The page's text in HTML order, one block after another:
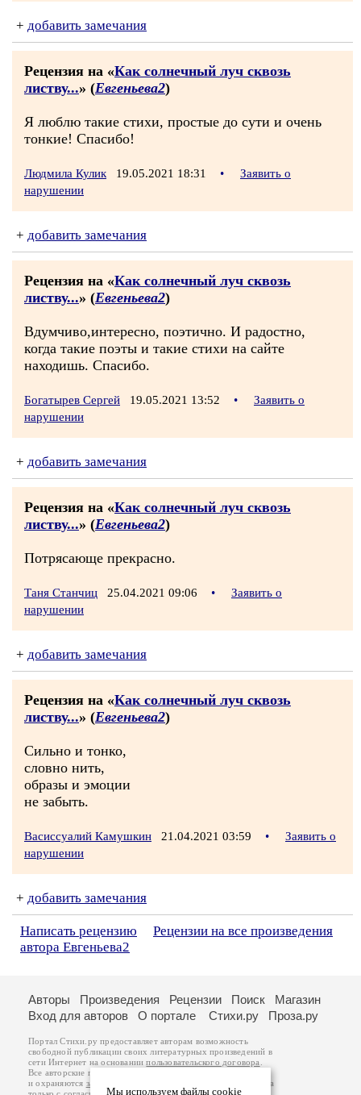
+ добавить замечания
Рецензия на «Как солнечный луч сквозь
листву...» (Евгеньева2)
Я люблю такие стихи, простые до сути и очень
тонкие! Спасибо!
Людмила Кулик 19.05.2021 18:31 •
Заявить о
нарушении
+ добавить замечания
Рецензия на «Как солнечный луч сквозь
листву...» (Евгеньева2)
Вдумчиво,интересно, поэтично. И радостно,
когда такие поэты и такие стихи на сайте
находишь. Спасибо.
Богатырев Сергей 19.05.2021 13:52 •
Заявить о
нарушении
+ добавить замечания
Рецензия на «Как солнечный луч сквозь
листву...» (Евгеньева2)
Потрясающе прекрасно.
Таня Станчиц 25.04.2021 09:06 •
Заявить о
нарушении
+ добавить замечания
Рецензия на «Как солнечный луч сквозь
листву...» (Евгеньева2)
Сильно и тонко,
словно нить,
образы и эмоции
не забыть.
Васиссуалий Камушкин 21.04.2021 03:59 •
Заявить о
нарушении
+ добавить замечания
Написать рецензию
Рецензии на все произведения
автора Евгеньева2
Мы используем файлы cookie
Авторы Произведения Рецензии Поиск
Магазин
Вход для авторов
О портале Стихи.ру Проза.ру
Портал Стихи.ру предоставляет авторам возможность
свободной публикации своих литературных произведений в
сети Интернет на основаниипользовательского договора
Все авторские права на произведения принадлежат авторам
и охраняются законом
. Перепечатка произведений возможна